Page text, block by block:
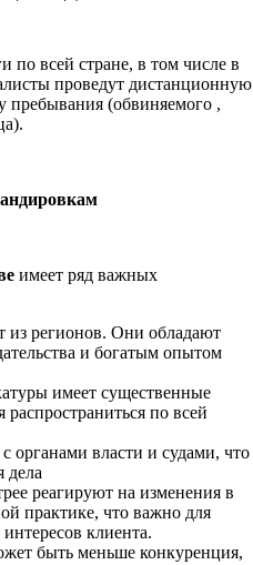
по всей стране, в том числе в
проведут дистанционную
пребывания (обвиняемого ,
имеет ряд важных
из регионов. Они обладают
и богатым опытом
имеет существенные
по всей
органами власти и судами, что
дела
реагируют на изменения в
практике, что важно для
клиента.
быть меньше конкуренция,